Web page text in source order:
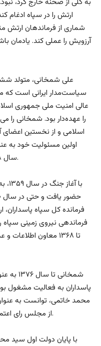
ارتش را در سپاه ادغام
شماری از فرماندهان ارتش
آرزویش را عملی کند. یادمان
عالی امنیت ملی جمهوری
را عهده‌دار بود. شمخانی را
اسلامی و از نخستین
اولین مسئولیت خود به
سال ۱۳۵۸ و در سن ۲۴ سالگی برعهده بگیرد.
با
تا ۱۳۶۸ معاون
پاسداران به فعالیت مشغول
محمد خاتمی، توانست به
از مجلس رای اعتماد بگیرد و بدین‌ترتیب به کابینه راه یابد.